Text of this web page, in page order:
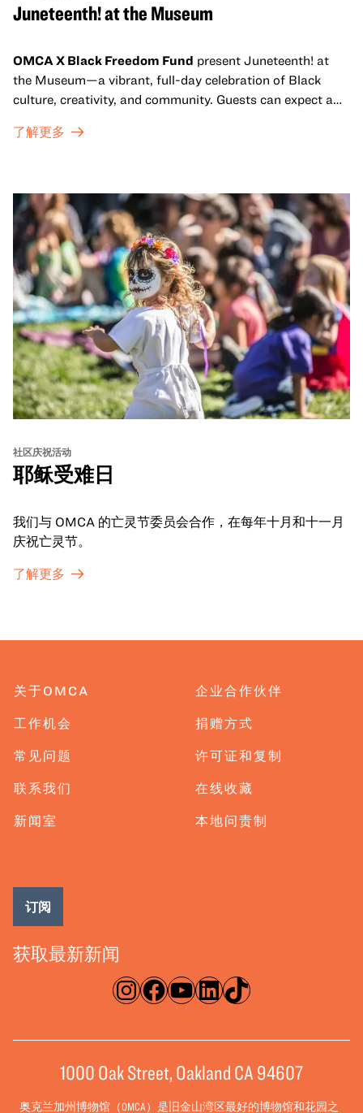
Juneteenth! at the Museum
OMCA X Black Freedom Fund present Juneteenth! at
the Museum—a vibrant, full-day celebration of Black
culture, creativity, and community. Guests can expect a
sets from boundary-pushing artists, delicious offerings
move, make, and connect in celebration of Black culture.
了解更多
社区庆祝活动
耶稣受难日
我们与 OMCA 的亡灵节委员会合作，在每年十月和十一月
庆祝亡灵节。
了解更多
关于OMCA
工作机会
常见问题
联系我们
新闻室
企业合作伙伴
捐赠方式
许可证和复制
在线收藏
本地问责制
淘宝网脸书录像带ǞǞǞTikTok
获取最新新闻
订阅
1000 Oak Street, Oakland CA 94607
奥克兰加州博物馆（OMCA）是旧金山湾区最好的博物馆和花园之